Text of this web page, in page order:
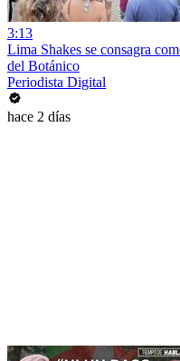
3:13
Lima Shakes se consagra
del Botánico
Periodista Digital
hace 2 días